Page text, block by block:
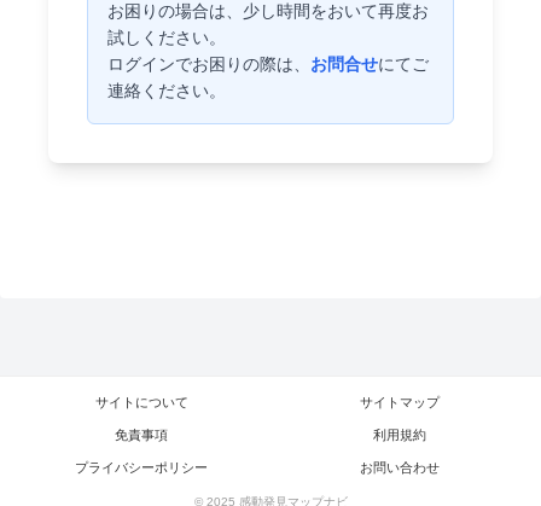
お困りの場合は、少し時間をおいて再度お
試しください。
ログインでお困りの際は、 お問合せにてご
連絡ください。
サイトについて サイトマップ
免責事項 利用規約
プライバシーポリシー お問い合わせ
© 2025 感動発見マップナビ